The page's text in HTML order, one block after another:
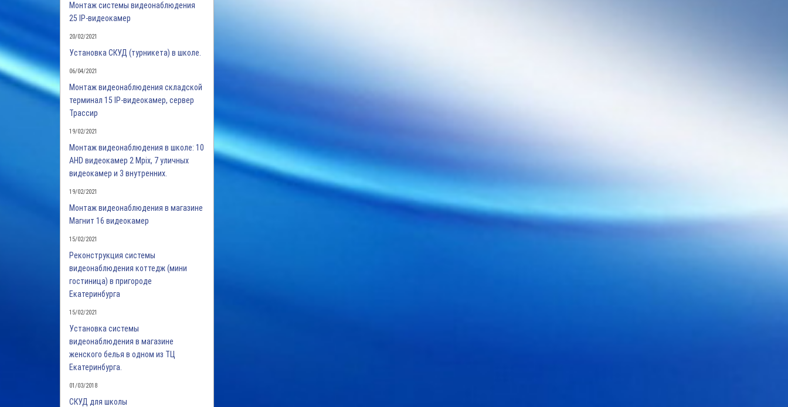
Монтаж системы видеонаблюдения
25 IP-видеокамер
20/02/2021
Установка СКУД (турникета) в школе.
06/04/2021
Монтаж видеонаблюдения складской
терминал 15 IP-видеокамер, сервер
Трассир
19/02/2021
Монтаж видеонаблюдения в школе: 10
AHD видеокамер 2 Mpix, 7 уличных
видеокамер и 3 внутренних.
19/02/2021
Монтаж видеонаблюдения в магазине
Магнит 16 видеокамер
15/02/2021
Реконструкция системы
видеонаблюдения коттедж (мини
гостиница) в пригороде
Екатеринбурга
15/02/2021
Установка системы
видеонаблюдения в магазине
женского белья в одном из ТЦ
Екатеринбурга.
01/03/2018
СКУД для школы